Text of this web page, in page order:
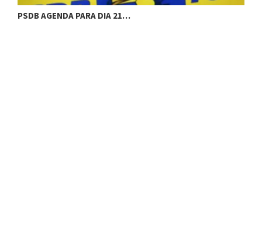
PSDB AGENDA PARA DIA 21…